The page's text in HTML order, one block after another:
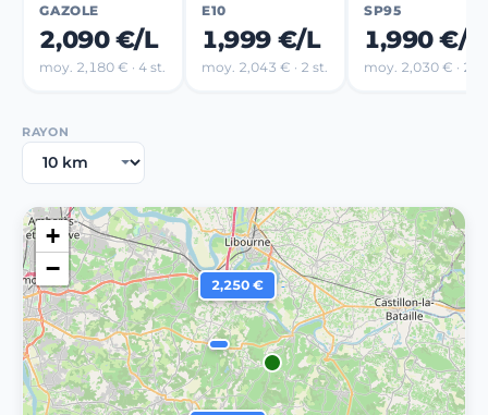
GAZOLE
2,090 €/L
moy. 2,180 € · 4 st.
E10
1,999 €/L
moy. 2,043 € · 2 st.
SP95
1,990 €/L
moy. 2,030 € · 2
RAYON
2,250 €
+
−